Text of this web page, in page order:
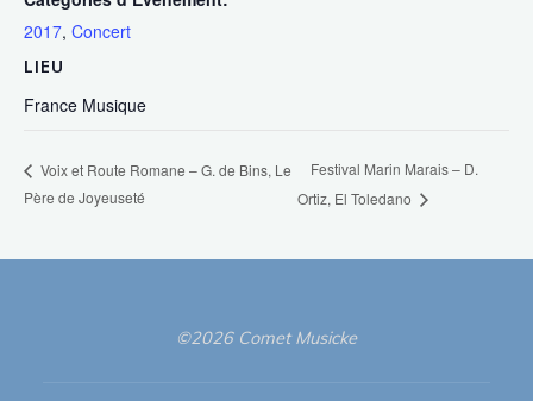
2017, Concert
LIEU
France Musique
Voix et Route Romane – G. de Bins, Le
Père de Joyeuseté
Festival Marin Marais – D.
Ortiz, El Toledano
©2026 Comet Musicke